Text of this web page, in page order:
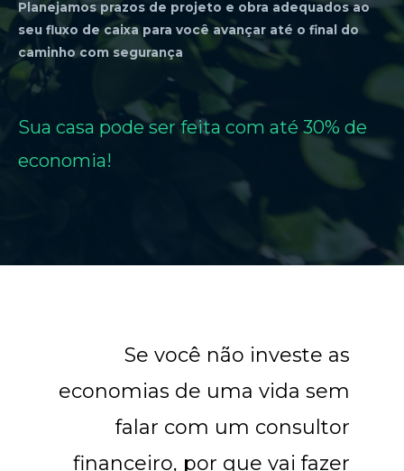
Planejamos prazos de projeto e obra adequados ao
seu fluxo de caixa para você avançar até o final do
caminho com segurança
Sua casa pode ser feita com até 30% de
economia!
Se você não investe as
economias de uma vida sem
falar com um consultor
financeiro, por que vai fazer